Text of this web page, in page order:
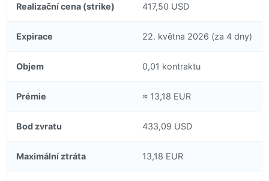
Realizační cena (strike) 417,50 USD
Expirace 22. května 2026 (za 4 dny)
Objem 0,01 kontraktu
Prémie ≈ 13,18 EUR
Bod zvratu 433,09 USD
Maximální ztráta 13,18 EUR